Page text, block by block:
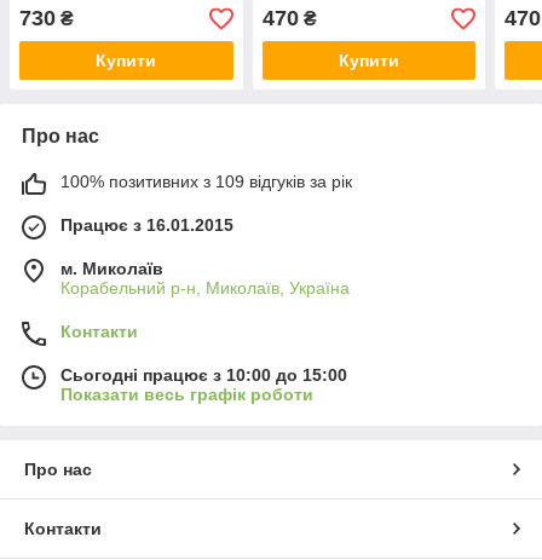
730 ₴
Купити
технологічному горщику)
470₴
Купити
470
Про нас
100% позитивних з 109 відгуків за рік
Працює з 16.01.2015
м. Миколаїв
Корабельний р-н, Миколаїв, Україна
Контакти
Сьогодні працює з 10:00 до 15:00
Показати весь графік роботи
Про нас
Контакти